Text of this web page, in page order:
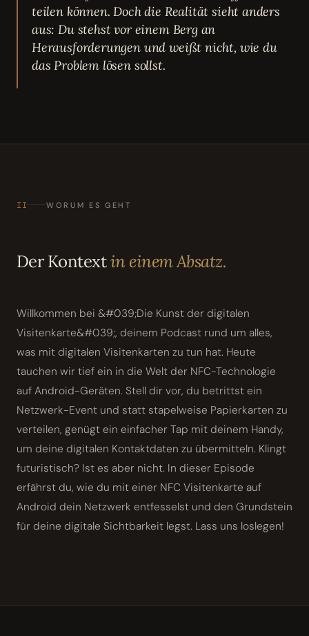
teilen können. Doch die Realität sieht anders
aus: Du stehst vor einem Berg an
Herausforderungen und weißt nicht, wie du
das Problem lösen sollst.
II WORUM ES GEHT
Der Kontextin einem Absatz.
Willkommen bei &#039;Die Kunst der digitalen
Visitenkarte&#039;, deinem Podcast rund um alles,
was mit digitalen Visitenkarten zu tun hat. Heute
tauchen wir tief ein in die Welt der NFC-Technologie
auf Android-Geräten. Stell dir vor, du betrittst ein
Netzwerk-Event und statt stapelweise Papierkarten zu
verteilen, genügt ein einfacher Tap mit deinem Handy,
um deine digitalen Kontaktdaten zu übermitteln. Klingt
futuristisch? Ist es aber nicht. In dieser Episode
erfährst du, wie du mit einer NFC Visitenkarte auf
Android dein Netzwerk entfesselst und den Grundstein
für deine digitale Sichtbarkeit legst. Lass uns loslegen!